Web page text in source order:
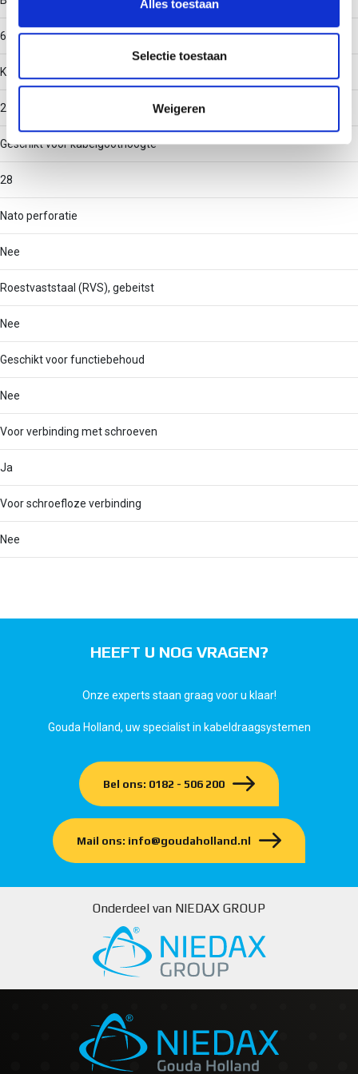
partners voor social media, adverteren en analyse. Deze
partners kunnen deze gegevens combineren met andere
informatie die u aan ze heeft verstrekt of die ze hebben
verzameld op basis van uw gebruik van hun services.
Alles toestaan
Selectie toestaan
Weigeren
60
Kabelgoot-aftakbreedte
250
Geschikt voor kabelgoothoogte
28
Nato perforatie
Nee
Roestvaststaal (RVS), gebeitst
Nee
Geschikt voor functiebehoud
Nee
Voor verbinding met schroeven
Ja
Voor schroefloze verbinding
Nee
HEEFT U NOG VRAGEN?
Onze experts staan graag voor u klaar!
Gouda Holland, uw specialist in kabeldraagsystemen
Bel ons: 0182 - 506 200
Mail ons: info@goudaholland.nl
Onderdeel van NIEDAX GROUP